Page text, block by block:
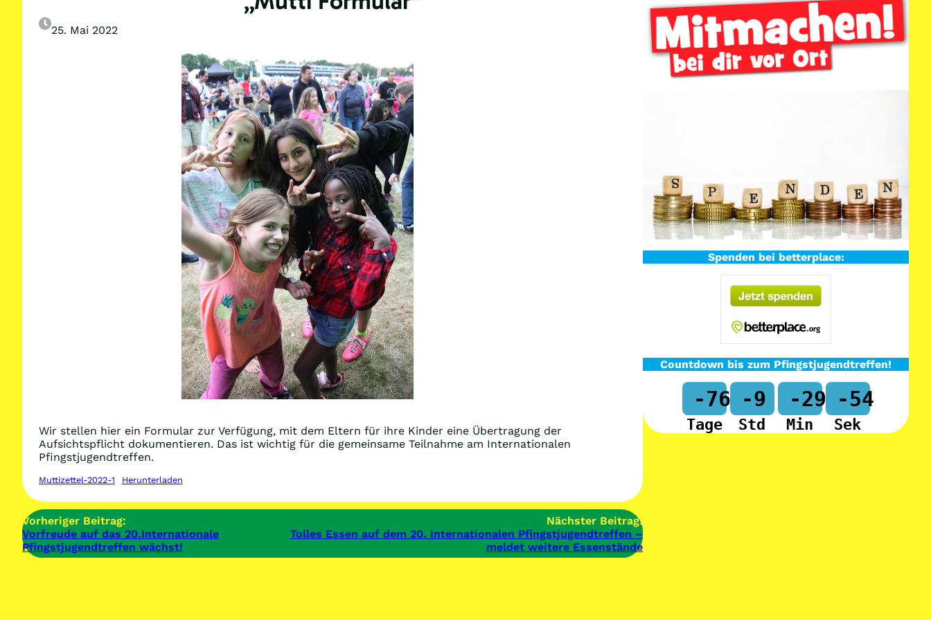
25. Mai 2022
Wir stellen hier ein Formular zur Verfügung, mit dem Eltern für ihre Kinder eine Übertragung der
Aufsichtspflicht dokumentieren. Das ist wichtig für die gemeinsame Teilnahme am Internationalen
Pfingstjugendtreffen.
Muttizettel-2022-1 Herunterladen
Vorheriger Beitrag:
Vorfreude auf das 20.Internationale
Pfingstjugendtreffen wächst!
Nächster Beitrag:
Tolles Essen auf dem 20. Internationalen Pfingstjugendtreffen –
meldet weitere Essenstände
Spenden bei betterplace:
Countdown bis zum Pfingstjugendtreffen!
-76
Tage
-9
Std
-29
Min
-54
Sek